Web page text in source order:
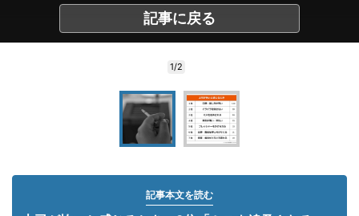
記事に戻る
1/2
記事本文を読む